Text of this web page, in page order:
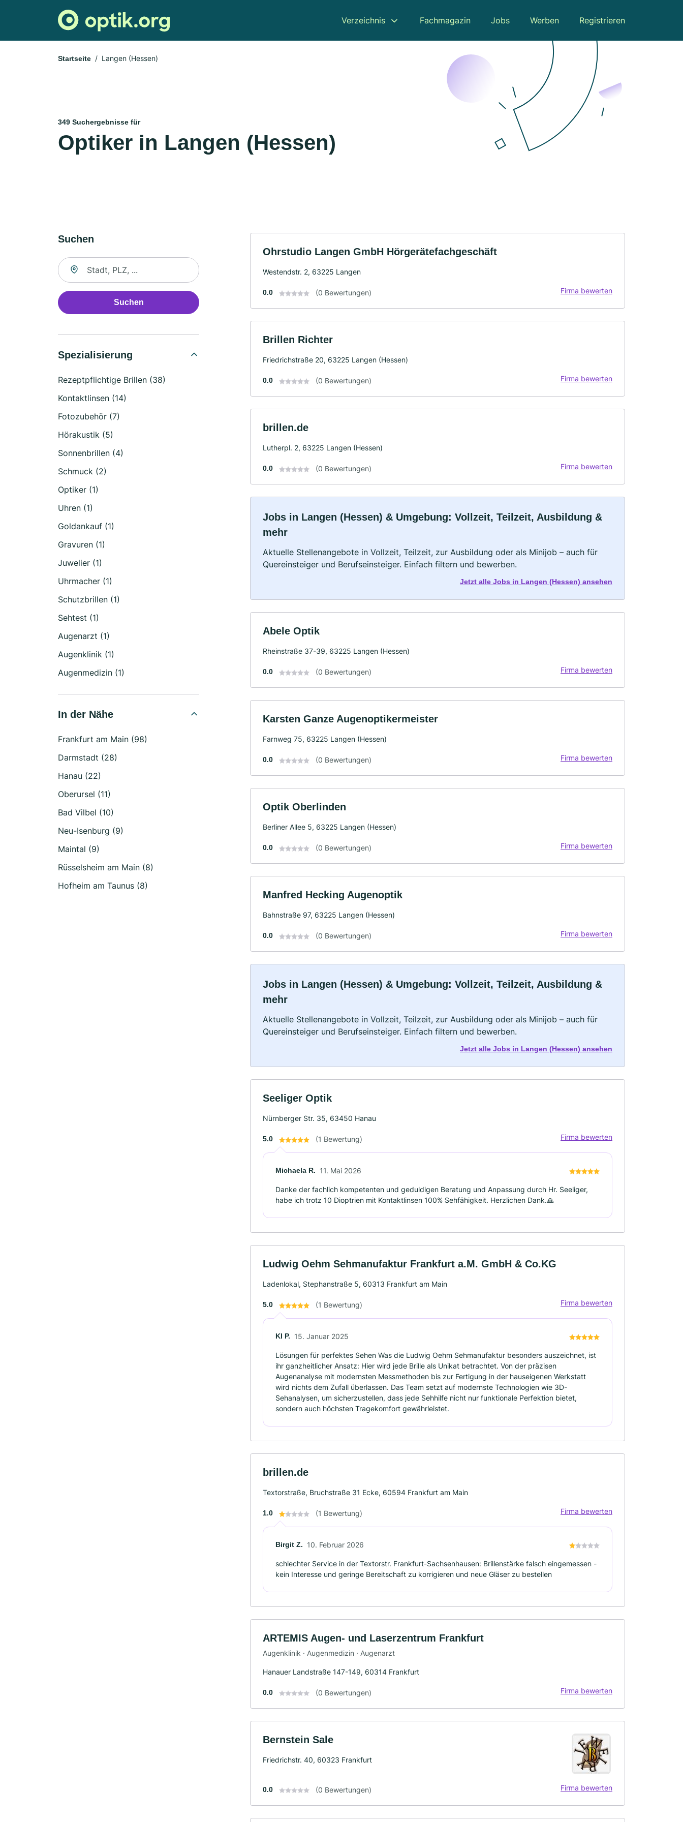
Verzeichnis Fachmagazin Jobs Werben Registrieren
Startseite Langen (Hessen)
349 Suchergebnisse für
Optiker in Langen (Hessen)
Suchen
Suche nach Ort
Suchen
Spezialisierung
Rezeptpflichtige Brillen (38)
Kontaktlinsen (14)
Fotozubehör (7)
Hörakustik (5)
Sonnenbrillen (4)
Schmuck (2)
Optiker (1)
Uhren (1)
Goldankauf (1)
Gravuren (1)
Juwelier (1)
Uhrmacher (1)
Schutzbrillen (1)
Sehtest (1)
Augenarzt (1)
Augenklinik (1)
Augenmedizin (1)
In der Nähe
Frankfurt am Main (98)
Darmstadt (28)
Hanau (22)
Oberursel (11)
Bad Vilbel (10)
Neu-Isenburg (9)
Maintal (9)
Rüsselsheim am Main (8)
Hofheim am Taunus (8)
Ohrstudio Langen GmbH Hörgerätefachgeschäft
Westendstr. 2, 63225 Langen
0.0 (0 Bewertungen) Firma bewerten
Brillen Richter
Friedrichstraße 20, 63225 Langen (Hessen)
0.0 (0 Bewertungen) Firma bewerten
brillen.de
Lutherpl. 2, 63225 Langen (Hessen)
0.0 (0 Bewertungen) Firma bewerten
Jobs in Langen (Hessen) & Umgebung: Vollzeit, Teilzeit, Ausbildung &
mehr
Aktuelle Stellenangebote in Vollzeit, Teilzeit, zur Ausbildung oder als Minijob – auch für
Quereinsteiger und Berufseinsteiger. Einfach filtern und bewerben.
Jetzt alle Jobs in Langen (Hessen) ansehen
Abele Optik
Rheinstraße 37-39, 63225 Langen (Hessen)
0.0 (0 Bewertungen) Firma bewerten
Karsten Ganze Augenoptikermeister
Farnweg 75, 63225 Langen (Hessen)
0.0 (0 Bewertungen) Firma bewerten
Optik Oberlinden
Berliner Allee 5, 63225 Langen (Hessen)
0.0 (0 Bewertungen) Firma bewerten
Manfred Hecking Augenoptik
Bahnstraße 97, 63225 Langen (Hessen)
0.0 (0 Bewertungen) Firma bewerten
Jobs in Langen (Hessen) & Umgebung: Vollzeit, Teilzeit, Ausbildung &
mehr
Aktuelle Stellenangebote in Vollzeit, Teilzeit, zur Ausbildung oder als Minijob – auch für
Quereinsteiger und Berufseinsteiger. Einfach filtern und bewerben.
Jetzt alle Jobs in Langen (Hessen) ansehen
Seeliger Optik
Nürnberger Str. 35, 63450 Hanau
5.0 (1 Bewertung) Firma bewerten
Michaela R. 11. Mai 2026
Danke der fachlich kompetenten und geduldigen Beratung und Anpassung durch Hr. Seeliger,
habe ich trotz 10 Dioptrien mit Kontaktlinsen 100% Sehfähigkeit. Herzlichen Dank.🙏
Ludwig Oehm Sehmanufaktur Frankfurt a.M. GmbH & Co.KG
Ladenlokal, Stephanstraße 5, 60313 Frankfurt am Main
5.0 (1 Bewertung) Firma bewerten
KI P. 15. Januar 2025
Lösungen für perfektes Sehen Was die Ludwig Oehm Sehmanufaktur besonders auszeichnet, ist
ihr ganzheitlicher Ansatz: Hier wird jede Brille als Unikat betrachtet. Von der präzisen
Augenanalyse mit modernsten Messmethoden bis zur Fertigung in der hauseigenen Werkstatt
wird nichts dem Zufall überlassen. Das Team setzt auf modernste Technologien wie 3D-
Sehanalysen, um sicherzustellen, dass jede Sehhilfe nicht nur funktionale Perfektion bietet,
sondern auch höchsten Tragekomfort gewährleistet.
brillen.de
Textorstraße, Bruchstraße 31 Ecke, 60594 Frankfurt am Main
1.0 (1 Bewertung) Firma bewerten
Birgit Z. 10. Februar 2026
schlechter Service in der Textorstr. Frankfurt-Sachsenhausen: Brillenstärke falsch eingemessen -
kein Interesse und geringe Bereitschaft zu korrigieren und neue Gläser zu bestellen
ARTEMIS Augen- und Laserzentrum Frankfurt
Augenklinik · Augenmedizin · Augenarzt
Hanauer Landstraße 147-149, 60314 Frankfurt
0.0 (0 Bewertungen) Firma bewerten
Bernstein Sale
Friedrichstr. 40, 60323 Frankfurt
0.0 (0 Bewertungen) Firma bewerten